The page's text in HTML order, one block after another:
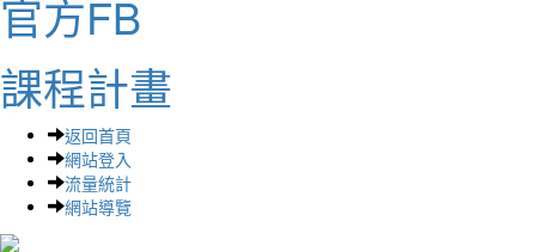
官方FB
課程計畫
返回首頁
網站登入
流量統計
網站導覽